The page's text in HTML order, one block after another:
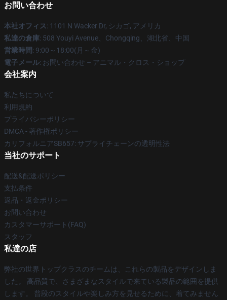
お問い合わせ
本社オフィス: 1101 N Wacker Dr, シカゴ, アメリカ
私達の倉庫: 508 Youyi Avenue、Chongqing、湖北省、中国
営業時間: 9:00～18:00(月～金)
電子メール: お問い合わせ – アニマル・クロス・ショップ
会社案内
私たちについて
利用規約
プライバシーポリシー
DMCA - 著作権ポリシー
カリフォルニアSB657: サプライチェーンの透明性法
当社のサポート
配送&配送ポリシー
支払条件
返品・返金ポリシー
お問い合わせ
カスタマーサポート(FAQ)
スタッフ
私達の店
弊社の世界トップクラスのチームは、これらの製品をデザインしま
した。 高品質で、さまざまなスタイルで来ている製品の範囲を提供
します。 普段のスタイルや楽しみ方を見せるために、着てみません